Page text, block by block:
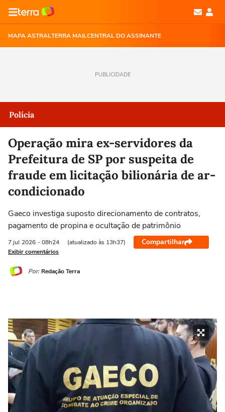
MAPA ASTRALTERRA MAILCENTRAL DO ASSINANTE
PUBLICIDADE
Polícia
Operação mira ex-servidores da
Prefeitura de SP por suspeita de
fraude em licitação bilionária de ar-
condicionado
Gaeco investiga suposto direcionamento de contratos,
pagamento de propina e ocultação de patrimônio
7 jul 2026 - 08h24 (atualizado às 13h37) Compartilhar
Exibir comentários
Por: Redação Terra